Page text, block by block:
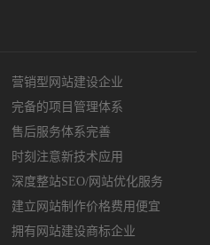
营销型网站建设企业
完备的项目管理体系
售后服务体系完善
时刻注意新技术应用
深度整站SEO/网站优化服务
建立网站制作价格费用便宜
拥有网站建设商标企业